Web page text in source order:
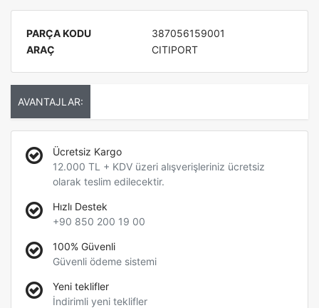
PARÇA KODU
387056159001
ARAÇ
CITIPORT
AVANTAJLAR:
Ücretsiz Kargo
12.000 TL + KDV üzeri alışverişleriniz ücretsiz
olarak teslim edilecektir.
Hızlı Destek
+90 850 200 19 00
100% Güvenli
Güvenli ödeme sistemi
Yeni teklifler
İndirimli yeni teklifler